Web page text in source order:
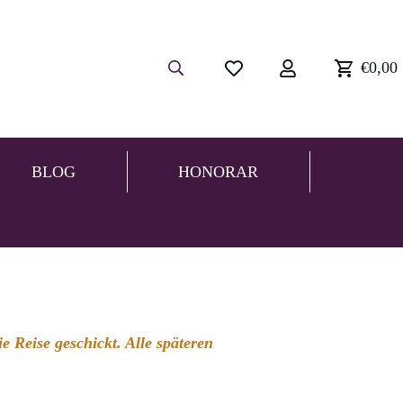
€0,00
BLOG HONORAR
Reise geschickt. Alle späteren